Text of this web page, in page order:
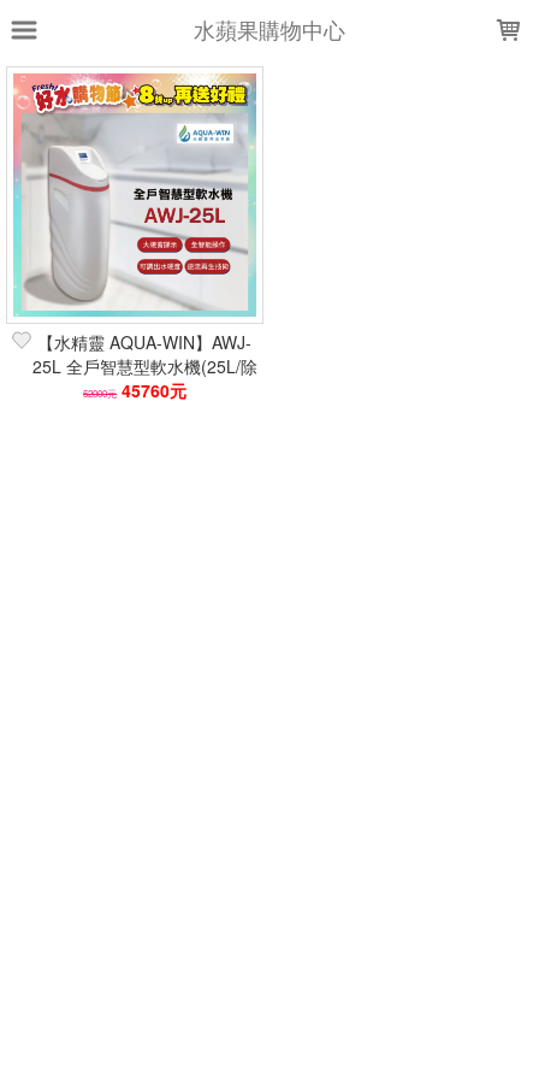
水蘋果購物中心
上架時間 銷售件數 銷售價格
樣式尺寸篩選
全部樣式 售完不進 灰
不含桶子
FLR-868CP
全部尺寸 售完不進
【水精靈 AQUA-WIN】AWJ-
25L 全戶智慧型軟水機(25L/除
水垢)全智能/送好禮
52000元 45760元